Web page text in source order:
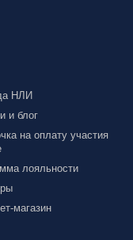
НЛИ
и блог
на оплату участия
лояльности
магазин